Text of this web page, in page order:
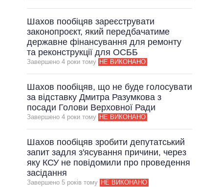
ВСІ ПЕРСОНИ
ПОРІВНЯННЯ ПОЛІТИКІВ
НЕВИКОНАНІ ОБІЦЯНКИ
ОБІЦЯНКИ У ПРОЦЕСІ
ВСІ ОБІЦЯНКИ
АРХІВНІ ОБІЦЯНКИ
Шахов пообіцяв зареєструвати
законопроєкт, який передбачатиме
державне фінансування для ремонту
та реконструкції для ОСББ
Завершено 4 роки тому НЕ ВИКОНАНО
Шахов пообіцяв, що не буде голосувати
за відставку Дмитра Разумкова з
посади Голови Верховної Ради
Завершено 4 роки тому НЕ ВИКОНАНО
Шахов пообіцяв зробити депутатський
запит задля з'ясування причини, через
яку КСУ не повідомили про проведення
засідання
Завершено 5 рокiв тому НЕ ВИКОНАНО